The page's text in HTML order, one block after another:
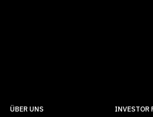
ÜBER UNS INVESTOR